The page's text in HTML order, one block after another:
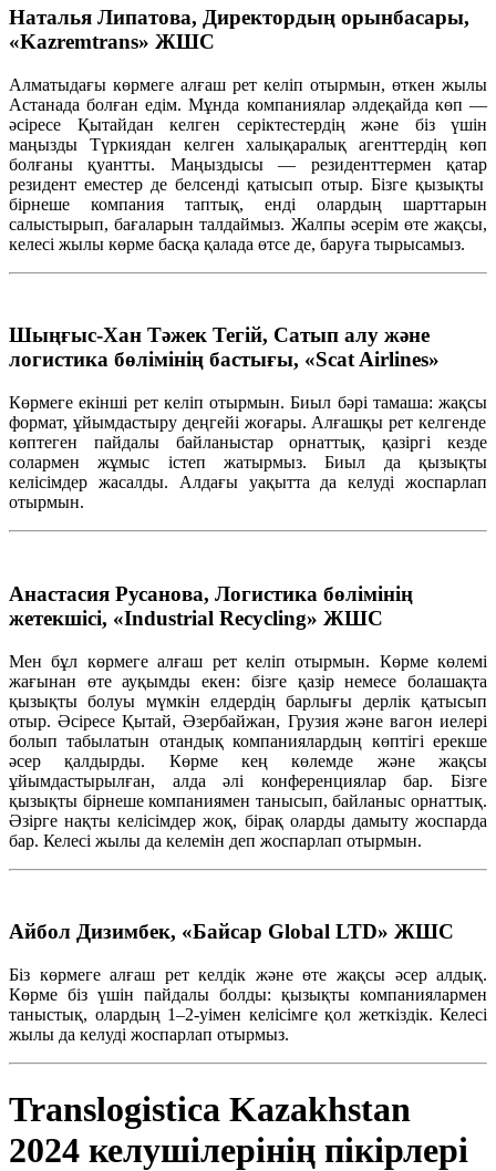
Наталья Липатова, Директордың орынбасары,
«Kazremtrans» ЖШС
Алматыдағы көрмеге алғаш рет келіп отырмын, өткен жылы
Астанада болған едім.Мұнда компаниялар әлдеқайда көп —
әсіресе
Қытайдан келген серіктестердің және біз
үшін
маңызды
Түркиядан келген халықаралық агенттердің
көп
болғаны
қуантты. Маңыздысы— резиденттермен
қатар
резидент еместер де белсенді қатысып отыр. Бізге қызықты
бірнеше компания таптық, енді олардың
шарттарын
салыстырып,бағаларын талдаймыз. Жалпы әсерім өте жақсы,
келесі жылы көрме басқа қалада өтсе де, баруға тырысамыз.
Шыңғыс-Хан Тәжек Тегій, Сатып алу және
логистика бөлімінің бастығы, «Scat Airlines»
Көрмеге екінші рет келіп отырмын. Биыл бәрі тамаша: жақсы
формат, ұйымдастыру деңгейі жоғары. Алғашқы рет келгенде
көптеген
пайдалы байланыстар орнаттық,қазіргі
кезде
солармен жұмыс істеп жатырмыз. Биыл дақызықты
келісімдер жасалды. Алдағы уақытта дакелуді
жоспарлап
отырмын.
Анастасия Русанова, Логистика бөлімінің
жетекшісі, «Industrial Recycling» ЖШС
Менбұл көрмеге алғаш рет келіп отырмын. Көрме көлемі
жағынан
өте ауқымды екен: бізге қазір немесе болашақта
қызықты болуы мүмкін елдердің барлығы дерлік қатысып
отыр.Әсіресе Қытай,Әзербайжан, Грузия және вагониелері
болып табылатын отандық компаниялардың көптігі ерекше
әсер
қалдырды. Көрмекең көлемде жәнежақсы
ұйымдастырылған, алда әлі конференцияларбар.Бізге
қызықты бірнеше компаниямен танысып,байланыс орнаттық.
Әзірге нақты келісімдер жоқ, бірақ оларды дамыту жоспарда
бар. Келесі жылы да келемін деп жоспарлап отырмын.
Айбол Дизимбек, «Байсар Global LTD» ЖШС
Біз көрмеге алғаш рет келдік жәнеөте жақсы әсер алдық.
Көрме біз үшін пайдалы болды: қызықты компаниялармен
таныстық, олардың 1–2-уімен келісімге қол жеткіздік. Келесі
жылы да келуді жоспарлап отырмыз.
Translogistica Kazakhstan
2024 келушілерінің пікірлері